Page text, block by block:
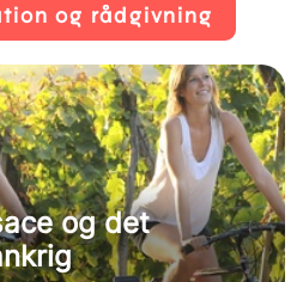
og rådgivning
og det